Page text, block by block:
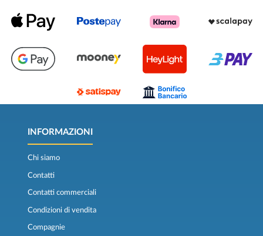
INFORMAZIONI
Chi siamo
Contatti
Contatti commerciali
Condizioni di vendita
Compagnie